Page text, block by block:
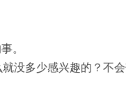
。